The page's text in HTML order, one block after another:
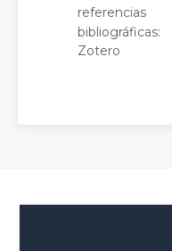
referencias
bibliográficas:
Zotero